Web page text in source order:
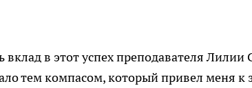
в этот успех преподавателя Лилии
тем компасом, который привел меня к